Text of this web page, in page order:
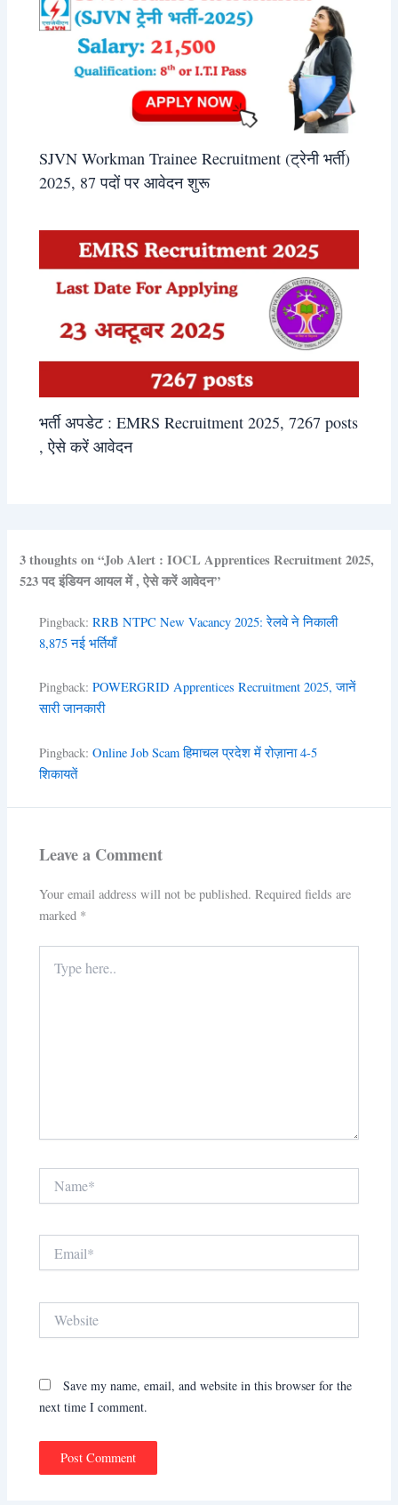
SJVN Workman Trainee Recruitment (ट्रेनी भर्ती)
2025, 87 पदों पर आवेदन शुरू
भर्ती अपडेट : EMRS Recruitment 2025, 7267 posts
, ऐसे करें आवेदन
3 thoughts on “Job Alert : IOCL Apprentices Recruitment 2025,
523 पद इंडियन आयल में , ऐसे करें आवेदन”
Pingback:RRB NTPC New Vacancy 2025: रेलवे ने निकाली
8,875 नई भर्तियाँ
Pingback:POWERGRID Apprentices Recruitment 2025, जानें
सारी जानकारी
Pingback:Online Job Scam हिमाचल प्रदेश में रोज़ाना 4-5
शिकायतें
Leave a Comment
Your email address will not be published. Required fields are
marked *
here..
Save my name, email, and website in this browser for the
next time I comment.